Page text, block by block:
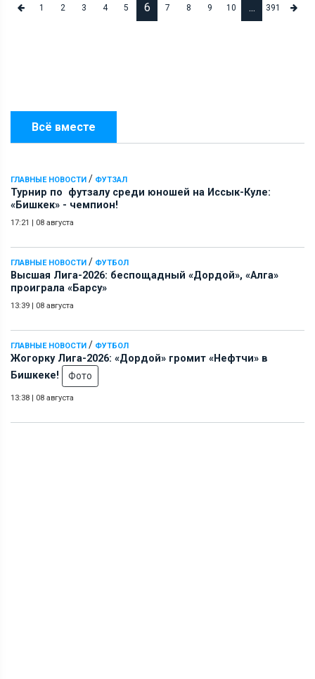
Всё вместе
ГЛАВНЫЕ НОВОСТИ / ФУТЗАЛ
Турнир по футзалу среди юношей на Иссык-Куле:
«Бишкек» - чемпион!
17:21 08 августа
ГЛАВНЫЕ НОВОСТИ / ФУТБОЛ
Высшая Лига-2026: беспощадный «Дордой», «Алга»
проиграла «Барсу»
13:39 08 августа
ГЛАВНЫЕ НОВОСТИ / ФУТБОЛ
Жогорку Лига-2026: «Дордой» громит «Нефтчи» в
Бишкеке!
Фото
13:38 08 августа
1 2 3 4 5 6 7 8 9 10 ... 391